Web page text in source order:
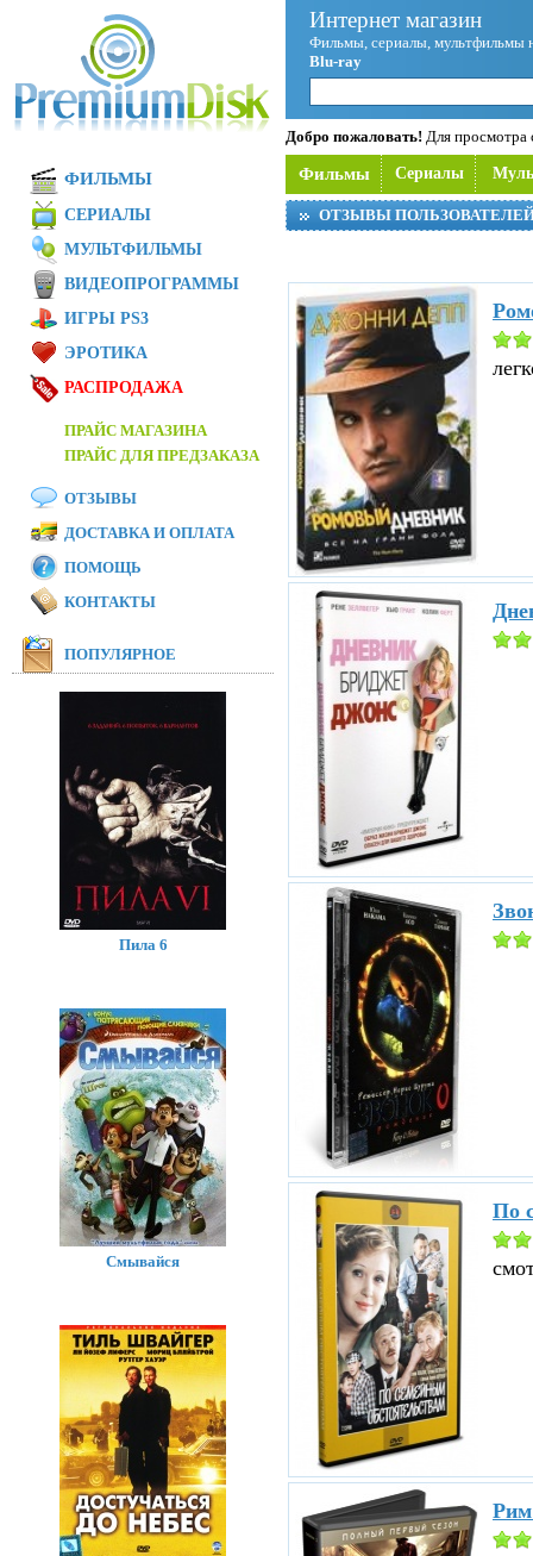
Интернет магазин
Фильмы, сериалы, мультфильмы
Blu-ray
Добро пожаловать! Для просмотра
Фильмы Сериалы
ОТЗЫВЫ
По
Рим
ФИЛЬМЫ
СЕРИАЛЫ
МУЛЬТФИЛЬМЫ
ВИДЕОПРОГРАММЫ
ИГРЫ PS3
ЭРОТИКА
РАСПРОДАЖА
ПРАЙС МАГАЗИНА
ПРАЙС ДЛЯ ПРЕДЗАКАЗА
ОТЗЫВЫ
ДОСТАВКА И ОПЛАТА
ПОМОЩЬ
КОНТАКТЫ
ПОПУЛЯРНОЕ
Пила 6
Смывайся